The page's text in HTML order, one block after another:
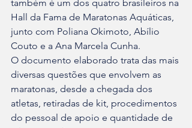
também é um dos quatro brasileiros na
Hall da Fama de Maratonas Aquáticas,
junto com Poliana Okimoto, Abílio
Couto e a Ana Marcela Cunha.
O documento elaborado trata das mais
diversas questões que envolvem as
maratonas, desde a chegada dos
atletas, retiradas de kit, procedimentos
do pessoal de apoio e quantidade de